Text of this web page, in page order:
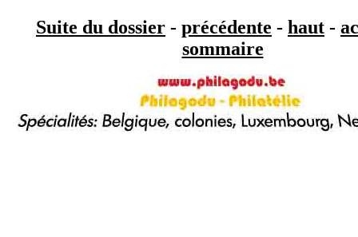
Suite du dossier - précédente - haut -
sommaire